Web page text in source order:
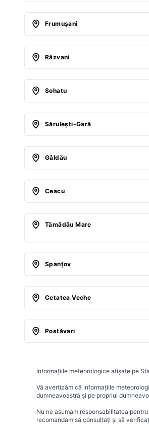
Frumuşani
Răzvani
Sohatu
Săruleşti-Gară
Gâldău
Ceacu
Tămădău Mare
Spanţov
Cetatea Veche
Postăvari
Informațiile meteorologice afișate pe
Vă avertizăm că informațiile
dumneavoastră și pe propriul
Nu ne asumăm responsabilitatea
recomandăm să consultați și să